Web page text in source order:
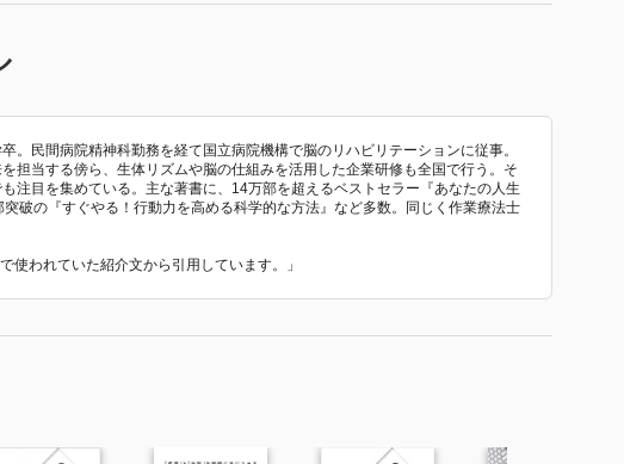
。民間病院精神科勤務を経て国立病院機構で脳のリハビリテーションに従事。
担当する傍ら、生体リズムや脳の仕組みを活用した企業研修も全国で行う。そ
注目を集めている。主な著書に、14万部を超えるベストセラー『あなたの人生
破の『すぐやる！行動力を高める科学的な方法』など多数。同じく作業療法士
使われていた紹介文から引用しています。」